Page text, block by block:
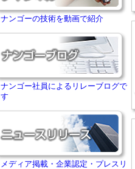
ナンゴーの技術を動画で紹介
ナンゴー社員によるリレーブログで
す
メディア掲載・企業認定・プレスリ